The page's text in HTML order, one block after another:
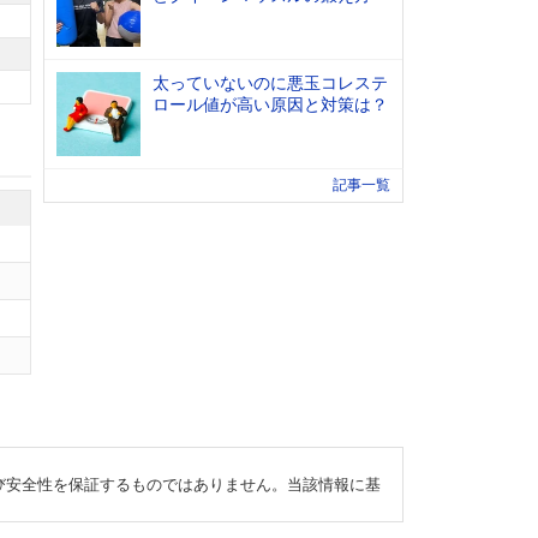
太っていないのに悪玉コレステ
ロール値が高い原因と対策は？
記事一覧
全性を保証するものではありません。当該情報に基